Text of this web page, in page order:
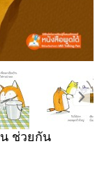
ช่วยกัน